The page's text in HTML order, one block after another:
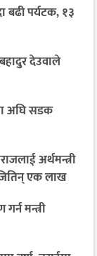
बढी पर्यटक, १३
देउवाले
अघि सडक
अर्थमन्त्री
एक लाख
मन्त्री